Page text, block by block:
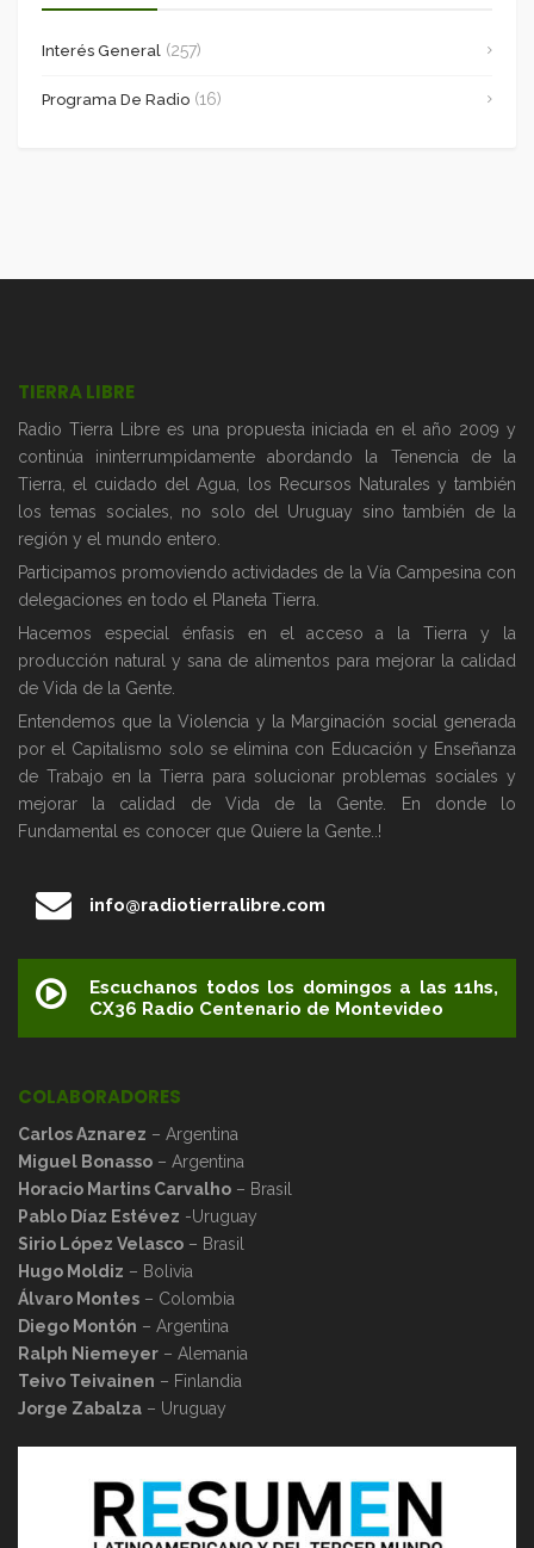
Interés General (257)
Programa De Radio (16)
TIERRA LIBRE
Radio Tierra Libre es una propuesta iniciada en el año 2009 y
continúa ininterrumpidamente abordando la Tenencia de la
Tierra, el cuidado del Agua, los Recursos Naturales y también
los temas sociales, no solo del Uruguay sino también de la
región y el mundo entero.
Participamos promoviendo actividades de la Vía Campesina con
delegaciones en todo el Planeta Tierra.
Hacemos especial énfasis en el acceso a la Tierra y la
producción natural y sana de alimentos para mejorar la calidad
de Vida de la Gente.
Entendemos que la Violencia y la Marginación social generada
por el Capitalismo solo se elimina con Educación y Enseñanza
de Trabajo en la Tierra para solucionar problemas sociales y
mejorar la calidad de Vida de la Gente. En donde lo
Fundamental es conocer que Quiere la Gente..!
info@radiotierralibre.com
Escuchanos todos los domingos a las 11hs,
CX36 Radio Centenario de Montevideo
COLABORADORES
Carlos Aznarez – Argentina
Miguel Bonasso – Argentina
Horacio Martins Carvalho – Brasil
Pablo Díaz Estévez -Uruguay
Sirio López Velasco – Brasil
Hugo Moldiz – Bolivia
Álvaro Montes – Colombia
Diego Montón – Argentina
Ralph Niemeyer – Alemania
Teivo Teivainen – Finlandia
Jorge Zabalza – Uruguay